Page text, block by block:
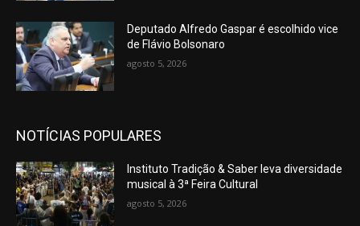
Deputado Alfredo Gaspar é escolhido vice
de Flávio Bolsonaro
agosto 5, 2026
NOTÍCIAS POPULARES
Instituto Tradição & Saber leva diversidade
musical à 3ª Feira Cultural
agosto 5, 2026